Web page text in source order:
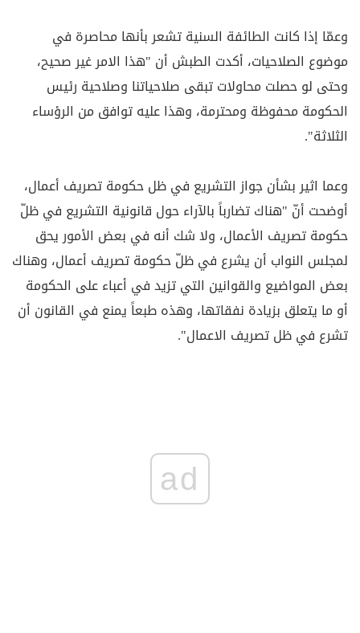
وعمّا إذا كانت الطائفة السنية تشعر بأنها محاصرة في
موضوع الصلاحيات، أكدت الطبش أن "هذا الامر غير صحيح،
وحتى لو حصلت محاولات تبقى صلاحياتنا وصلاحية رئيس
الحكومة محفوظة ومحترمة، وهذا عليه توافق من الرؤساء
الثلاثة".
وعما اثير بشأن جواز التشريع في ظل حكومة تصريف أعمال،
أوضحت أنّ "هناك تضارباً بالآراء حول قانونية التشريع في ظلّ
حكومة تصريف الأعمال، ولا شك أنه في بعض الأمور يحق
لمجلس النواب أن يشرع في ظلّ حكومة تصريف أعمال، وهناك
بعض المواضيع والقوانين التي تزيد في أعباء على الحكومة
أو ما يتعلق بزيادة نفقاتها، وهذه طبعاً يمنع في القانون أن
تشرع في ظل تصريف الاعمال".
ad